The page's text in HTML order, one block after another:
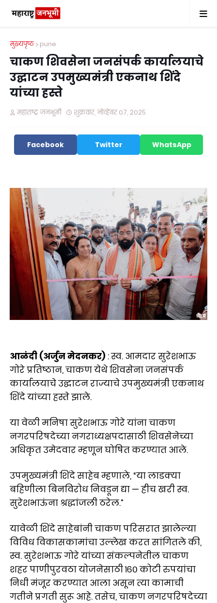
मुख्यपृष्ठ pune
चाकण शिवसेना जनसंपर्क कार्यालयाचे
उद्घाटन उपमुख्यमंत्री एकनाथ शिंदे
यांच्या हस्ते
महाराष्ट्र जनभूमी शुक्रवार, नोव्हेंबर ०७, २०२५
Facebook Twitter WhatsApp
आळंदी (अर्जुन मेदनकर) : स्व. आमदार सुरेशभाऊ
गोरे प्रतिष्ठान, चाकण येथे शिवसेना जनसंपर्क
कार्यालयाचे उद्घाटन राज्याचे उपमुख्यमंत्री एकनाथ
शिंदे यांच्या हस्ते झाले.
या वेळी मनिषा सुरेशभाऊ गोरे यांना चाकण
नगरपरिषदेच्या नगराध्यक्षपदासाठी शिवसेनेच्या
अधिकृत उमेदवार म्हणून घोषित करण्यात आले.
उपमुख्यमंत्री शिंदे साहेब म्हणाले, “या लाडक्या
बहिणीला बिनविरोध निवडून द्या — हीच खरी स्व.
सुरेशभाऊंना श्रद्धांजली ठरेल.”
यावेळी शिंदे साहेबांनी चाकण परिसरात झालेल्या
विविध विकासकामांचा उल्लेख करत सांगितले की,
स्व. सुरेशभाऊ गोरे यांच्या संकल्पनेतील चाकण
शहर पाणीपुरवठा योजनेसाठी १६० कोटी रुपयांचा
निधी मंजूर करण्यात आला असून त्या कामाची
गतीने प्रगती सुरू आहे. तसेच, चाकण नगरपरिषदेच्या